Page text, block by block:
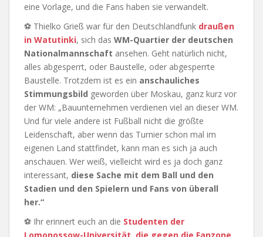
eine Vorlage, und die Fans haben sie verwandelt.
⚽ Thielko Grieß war für den Deutschlandfunk draußen
in Watutinki, sich das WM-Quartier der deutschen
Nationalmannschaft ansehen. Geht natürlich nicht,
alles abgesperrt, oder Baustelle, oder abgesperrte
Baustelle. Trotzdem ist es ein anschauliches
Stimmungsbild geworden über Moskau, ganz kurz vor
der WM: „Bauunternehmen verdienen viel an dieser WM.
Und für viele andere ist Fußball nicht die größte
Leidenschaft, aber wenn das Turnier schon mal im
eigenen Land stattfindet, kann man es sich ja auch
anschauen. Wer weiß, vielleicht wird es ja doch ganz
interessant, diese Sache mit dem Ball und den
Stadien und den Spielern und Fans von überall
her.“
⚽ Ihr erinnert euch an die Studenten der
Lomonossow-Universität, die gegen die Fanzone